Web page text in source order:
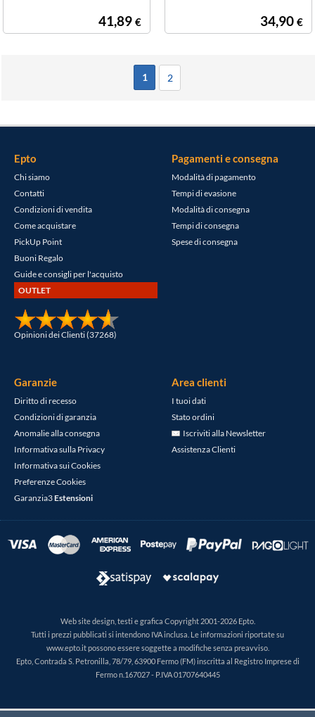
41,89 € 34,90 €
1 2
Epto
Chi siamo
Contatti
Condizioni di vendita
Come acquistare
PickUp Point
Buoni Regalo
Guide e consigli per l'acquisto
OUTLET
Opinioni dei Clienti (37268)
Pagamenti e consegna
Modalità di pagamento
Tempi di evasione
Modalità di consegna
Tempi di consegna
Spese di consegna
Garanzie
Diritto di recesso
Condizioni di garanzia
Anomalie alla consegna
Informativa sulla Privacy
Informativa sui Cookies
Preferenze Cookies
Garanzia3Estensioni
Area clienti
I tuoi dati
Stato ordini
Iscriviti alla Newsletter
Assistenza Clienti
Web site design, testi e grafica Copyright 2001-2026 Epto.
Tutti i prezzi pubblicati si intendono IVA inclusa. Le informazioni riportate su
www.epto.it possono essere soggette a modifiche senza preavviso.
Epto, Contrada S. Petronilla, 78/79, 63900 Fermo (FM) inscritta al Registro Imprese di
Fermo n.167027 - P.IVA 01707640445